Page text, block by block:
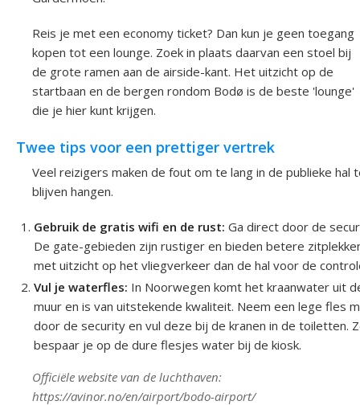
Reis je met een economy ticket? Dan kun je geen toegang
kopen tot een lounge. Zoek in plaats daarvan een stoel bij
de grote ramen aan de airside-kant. Het uitzicht op de
startbaan en de bergen rondom Bodø is de beste 'lounge'
die je hier kunt krijgen.
Twee tips voor een prettiger vertrek
Veel reizigers maken de fout om te lang in de publieke hal
blijven hangen.
Gebruik de gratis wifi en de rust: Ga direct door de
De gate-gebieden zijn rustiger en bieden betere
met uitzicht op het vliegverkeer dan de hal voor de
Vul je waterfles: In Noorwegen komt het kraanwater uit
muur en is van uitstekende kwaliteit. Neem een lege fles
door de security en vul deze bij de kranen in de toiletten.
bespaar je op de dure flesjes water bij de kiosk.
Officiële website van de luchthaven:
https://avinor.no/en/airport/bodo-airport/